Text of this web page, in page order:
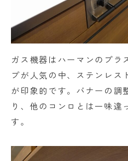
ガス機器はハーマンのプラ
プが人気の中、ステンレス
が印象的です。バナーの調
り、他のコンロとは一味違
す。